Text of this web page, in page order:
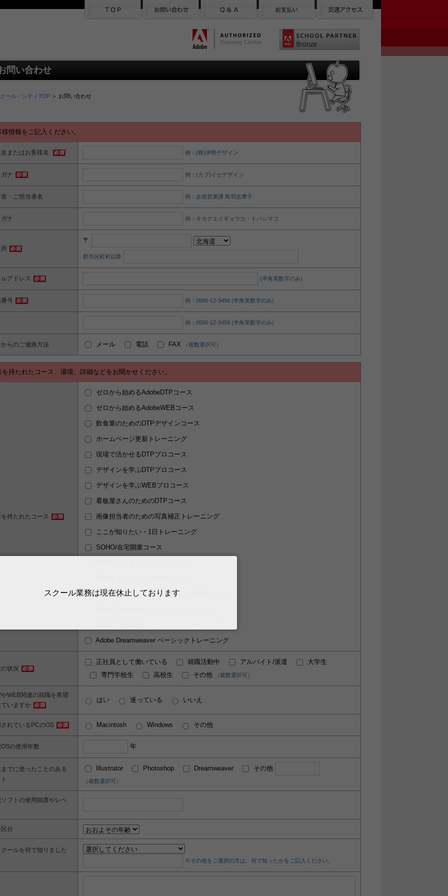
問い合わせ
ール・シティTOP＞ お問い合わせ
情報をご記入ください。
またはお客様名 例：(株)伊勢デザイン
ナ 例：(カブ)イセデザイン
・ご担当者名 例：企画営業課 鳥羽志摩子
ナ 例：キカクエイギョウカ・トバシマコ
〒
郡市区町村以降
アドレス (半角英数字のみ)
号 例：0596-12-3456 (半角英数字のみ)
例：0596-12-3456 (半角英数字のみ)
らのご連絡方法 メール 電話 FAX （複数選択可）
を持たれたコース、環境、詳細などをお聞かせください。
持たれたコース
ゼロから始めるAdobeDTPコース
ゼロから始めるAdobeWEBコース
飲食業のためのDTPデザインコース
ホームページ更新トレーニング
現場で活かせるDTPプロコース
デザインを学ぶDTPプロコース
デザインを学ぶWEBプロコース
看板屋さんのためのDTPコース
画像担当者のための写真補正トレーニング
ここが知りたい・1日トレーニング
SOHO/在宅開業コース
アドビ認定エキスパート(ACE)試験対策コース
Adobe Dreamweaver ベーシックトレーニング
状況
正社員として働いている 就職活動中 アルバイト/派遣
大学生
専門学校生
高校生 その他 （複数選択可）
WEB関連の就職を希望
いますか
はい 迷っている いいえ
れているPCのOS Macintosh Windows その他
の使用年数 年
でに使ったことのある
Illustrator Photoshop Dreamweaver その他
（複数選択可）
フトの使用頻度やレベ
分
ールを何で知りました
※その他をご選択の方は、何で知ったかをご記入ください。
スクール業務は現在休止しております